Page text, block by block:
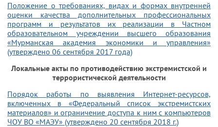
Положение о требованиях, видах и формах внутренней
оценки качества дополнительных профессиональных
программ и результатов их реализации в Частном
образовательном учреждении высшего образования
«Мурманская академия экономики и управления»
(утверждено 06 сентября 2017 года)
Локальные акты по противодействию экстремистской и
террористической деятельности
Порядок работы по выявления Интернет-ресурсов,
включенных в «Федеральный список экстремистских
материалов» и ограничение доступа к ним с компьютеров
ЧОУ ВО «МАЭУ» (утверждено 20 сентября 2018 г.)